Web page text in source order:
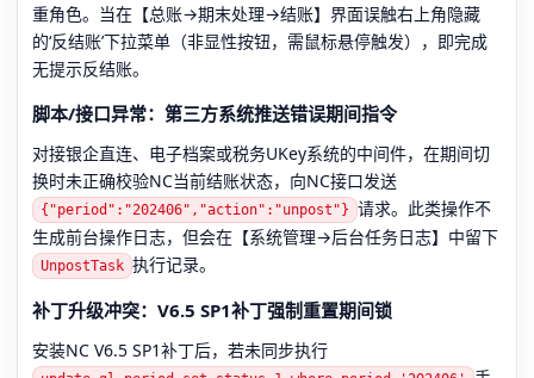
重角色。当在【总账→期末处理→结账】界面误触右上角隐藏
的‘反结账’下拉菜单（非显性按钮，需鼠标悬停触发），即完成
无提示反结账。
脚本/接口异常：第三方系统推送错误期间指令
对接银企直连、电子档案或税务UKey系统的中间件，在期间切
换时未正确校验NC当前结账状态，向NC接口发送
{"period":"202406","action":"unpost"} 请求。此类操作不
生成前台操作日志，但会在【系统管理→后台任务日志】中留下
UnpostTask 执行记录。
补丁升级冲突：V6.5 SP1补丁强制重置期间锁
安装NC V6.5 SP1补丁后，若未同步执行